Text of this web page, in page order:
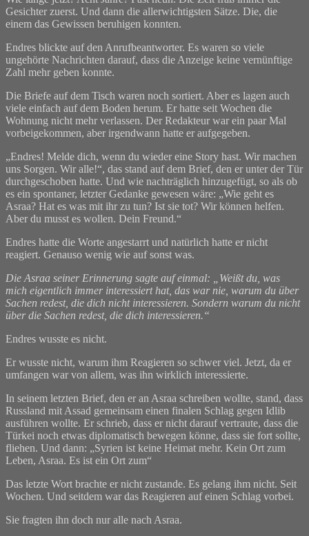
Gesichter zuerst. Und dann die allerwichtigsten Sätze. Die, die
einem das Gewissen beruhigen konnten.
Endres blickte auf den Anrufbeantworter. Es waren so viele
ungehörte Nachrichten darauf, dass die Anzeige keine vernünftige
Zahl mehr geben konnte.
Die Briefe auf dem Tisch waren noch sortiert. Aber es lagen auch
viele einfach auf dem Boden herum. Er hatte seit Wochen die
Wohnung nicht mehr verlassen. Der Redakteur war ein paar Mal
vorbeigekommen, aber irgendwann hatte er aufgegeben.
„Endres! Melde dich, wenn du wieder eine Story hast. Wir machen
uns Sorgen. Wir alle!“, das stand auf dem Brief, den er unter der Tür
durchgeschoben hatte. Und wie nachträglich hinzugefügt, so als ob
es ein spontaner, letzter Gedanke gewesen wäre: „Wie geht es
Asraa? Hat es was mit ihr zu tun? Ist sie tot? Wir können helfen.
Aber du musst es wollen. Dein Freund.“
Endres hatte die Worte angestarrt und natürlich hatte er nicht
reagiert. Genauso wenig wie auf sonst was.
Die Asraa seiner Erinnerung sagte auf einmal: „Weißt du, was
mich eigentlich immer interessiert hat, das war nie, warum du über
Sachen redest, die dich nicht interessieren. Sondern warum du nicht
über die Sachen redest, die dich interessieren.“
Endres wusste es nicht.
Er wusste nicht, warum ihm Reagieren so schwer viel. Jetzt, da er
umfangen war von allem, was ihn wirklich interessierte.
In seinem letzten Brief, den er an Asraa schreiben wollte, stand, dass
Russland mit Assad gemeinsam einen finalen Schlag gegen Idlib
ausführen wollte. Er schrieb, dass er nicht darauf vertraute, dass die
Türkei noch etwas diplomatisch bewegen könne, dass sie fort sollte,
fliehen. Und dann: „Syrien ist keine Heimat mehr. Kein Ort zum
Leben, Asraa. Es ist ein Ort zum“
Das letzte Wort brachte er nicht zustande. Es gelang ihm nicht. Seit
Wochen. Und seitdem war das Reagieren auf einen Schlag vorbei.
Sie fragten ihn doch nur alle nach Asraa.